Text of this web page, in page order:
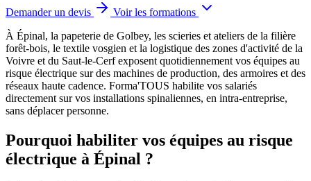
Demander un devis
Voir les formations
À Épinal, la papeterie de Golbey, les scieries et ateliers de la filière
forêt-bois, le textile vosgien et la logistique des zones d'activité de la
Voivre et du Saut-le-Cerf exposent quotidiennement vos équipes au
risque électrique sur des machines de production, des armoires et des
réseaux haute cadence. Forma'TOUS habilite vos salariés
directement sur vos installations spinaliennes, en intra-entreprise,
sans déplacer personne.
Pourquoi habiliter vos équipes au risque
électrique à Épinal ?